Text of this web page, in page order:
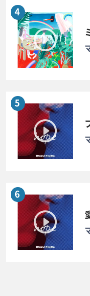
4
5
6